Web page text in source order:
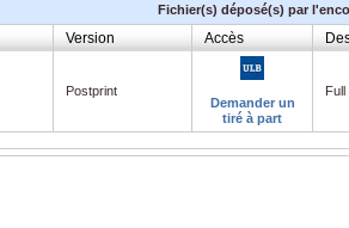
Fichier(s) déposé(s) par
Version Accès
Postprint
Demander un
tiré à part
Full